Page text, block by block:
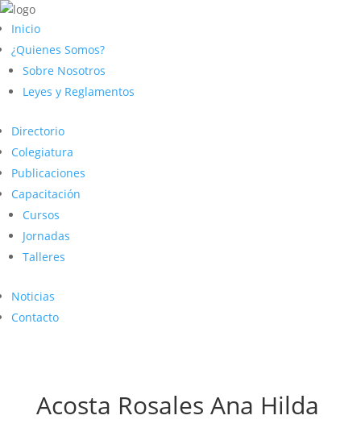
Inicio
¿Quienes Somos?
Sobre Nosotros
Leyes y Reglamentos
Directorio
Colegiatura
Publicaciones
Capacitación
Cursos
Jornadas
Talleres
Noticias
Contacto
Acosta Rosales Ana Hilda